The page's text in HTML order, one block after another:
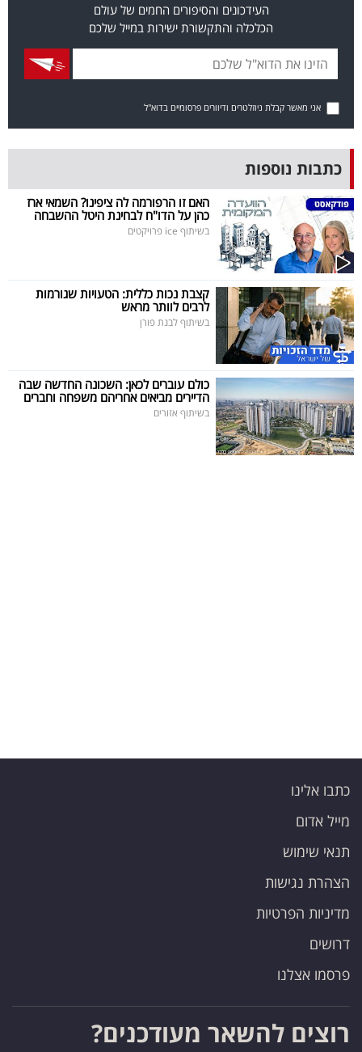
אחרינו:
העידכונים והסיפורים החמים של עולם
הכלכלה והתקשורת ישירות במייל שלכם
אני מאשר קבלת ניוזלטרים ודיוורים פרסומיים בדוא"ל
כתבות נוספות
האם זו הרפורמה לה ציפינו? השמאי ארז
כהן על הדו"ח לבחינת היטל ההשבחה
בשיתוף ice פרויקטים
קצבת נכות כללית: הטעויות שגורמות
לרבים לוותר מראש
בשיתוף לבנת פורן
כולם עוברים לכאן: השכונה החדשה שבה
הדיירים מביאים אחריהם משפחה וחברים
בשיתוף אזורים
כתבו אלינו
מייל אדום
תנאי שימוש
הצהרת נגישות
מדיניות הפרטיות
דרושים
פרסמו אצלנו
רוצים להשאר מעודכנים?